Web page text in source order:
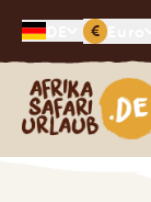
€
Afrika Safari